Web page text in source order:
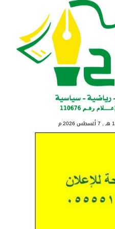
7 أغسطس 2026 م